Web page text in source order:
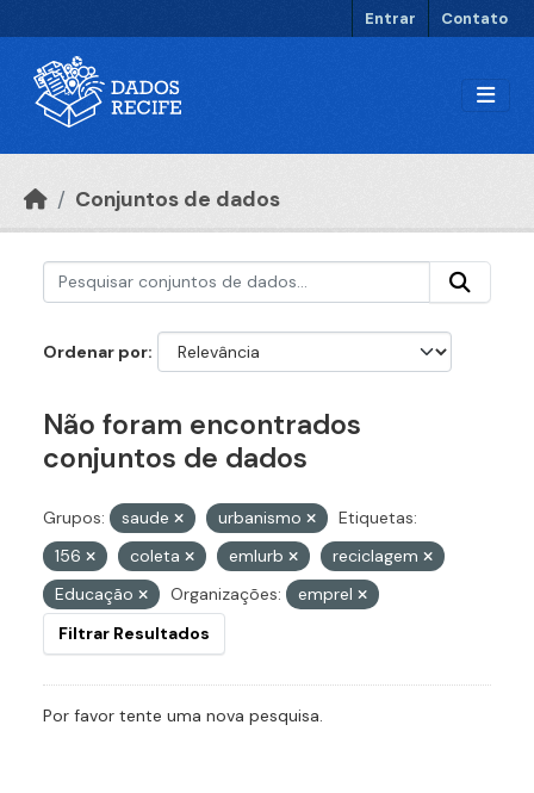
Entrar Contato
Conjuntos de dados
Ordenar por
Não foram encontrados
conjuntos de dados
Grupos: saude urbanismo
Etiquetas:
156
coleta emlurb
reciclagem
Educação
Organizações:
emprel
Filtrar Resultados
Por favor tente uma nova pesquisa.